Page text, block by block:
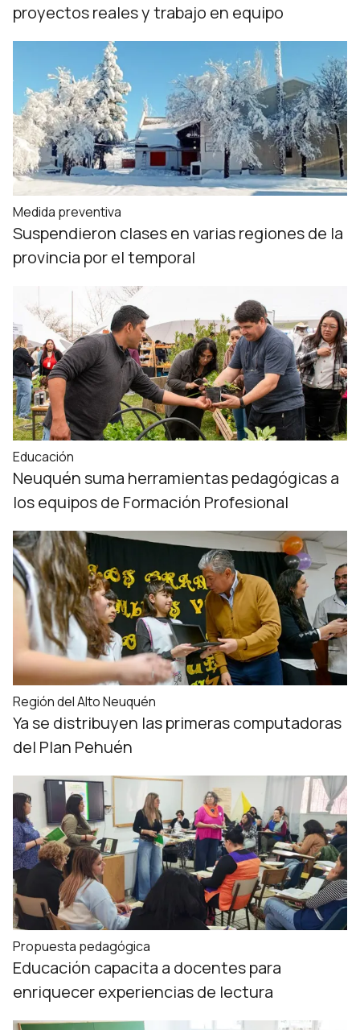
proyectos reales y trabajo en equipo
Medida preventiva
Suspendieron clases en varias regiones de la
provincia por el temporal
Educación
Neuquén suma herramientas pedagógicas a
los equipos de Formación Profesional
Región del Alto Neuquén
Ya se distribuyen las primeras computadoras
del Plan Pehuén
Propuesta pedagógica
Educación capacita a docentes para
enriquecer experiencias de lectura